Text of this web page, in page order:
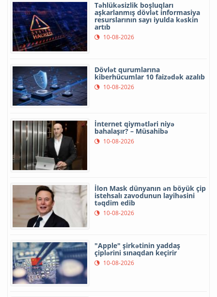
Təhlükəsizlik boşluqları
aşkarlanmış dövlət informasiya
resurslarının sayı iyulda kəskin
artıb
10-08-2026
Dövlət qurumlarına
kiberhücumlar 10 faizədək azalıb
10-08-2026
İnternet qiymətləri niyə
bahalaşır? – Müsahibə
10-08-2026
İlon Mask dünyanın ən böyük çip
istehsalı zavodunun layihəsini
təqdim edib
10-08-2026
"Apple" şirkətinin yaddaş
çiplərini sınaqdan keçirir
10-08-2026